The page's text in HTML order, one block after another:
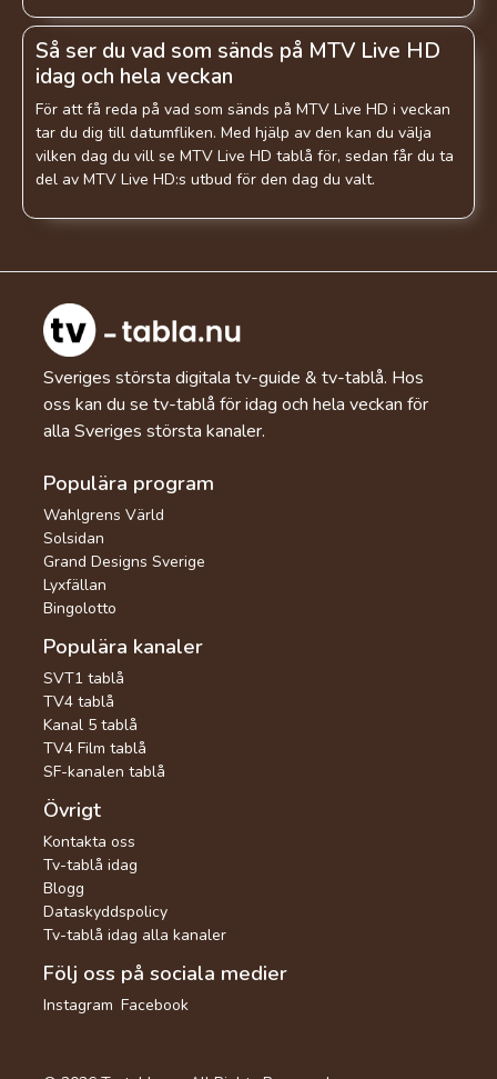
Så ser du vad som sänds på MTV Live HD
idag och hela veckan
För att få reda på vad som sänds på MTV Live HD i veckan
tar du dig till datumfliken. Med hjälp av den kan du välja
vilken dag du vill se MTV Live HD tablå för, sedan får du ta
del av MTV Live HD:s utbud för den dag du valt.
Sveriges största digitala tv-guide & tv-tablå. Hos
oss kan du se tv-tablå för idag och hela veckan för
alla Sveriges största kanaler.
Populära program
Wahlgrens Värld
Solsidan
Grand Designs Sverige
Lyxfällan
Bingolotto
Populära kanaler
SVT1 tablå
TV4 tablå
Kanal 5 tablå
TV4 Film tablå
SF-kanalen tablå
Övrigt
Kontakta oss
Tv-tablå idag
Blogg
Dataskyddspolicy
Tv-tablå idag alla kanaler
Följ oss på sociala medier
Instagram Facebook